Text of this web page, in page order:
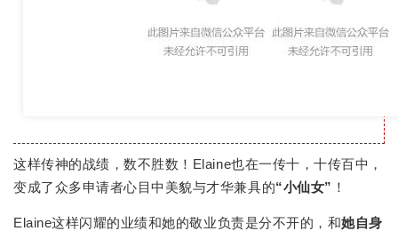
这样传神的战绩，数不胜数！Elaine也在一传十，十传百中，
变成了众多申请者心目中美貌与才华兼具的“小仙女” ！
Elaine这样闪耀的业绩和她的敬业负责是分不开的，和她自身